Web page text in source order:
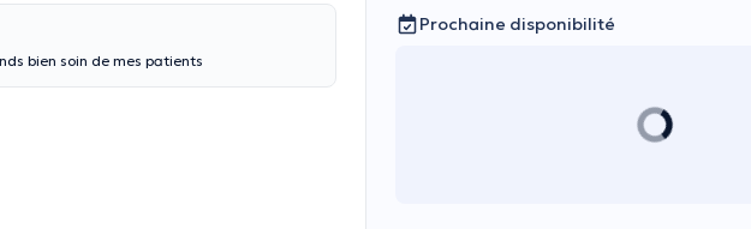
bien soin de mes patients
Prochaine disponibilité